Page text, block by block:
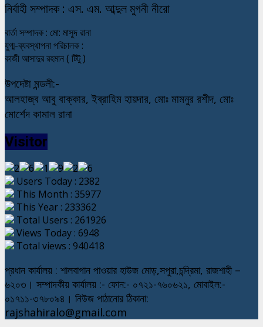
নির্বাহী সম্পাদক : এস. এম. আব্দুল মুগনী নীরো
বার্তা সম্পাদক : মো: মাসুদ রানা
যুগ্ম-ব্যবস্থাপনা পরিচালক :
কাজী আসাদুর রহমান ( টিটু )
উপদেষ্টা মন্ডলী:-
আলহাজ্ব আবু বাক্কার, ইব্রাহিম হায়দার, মোঃ মামনুর রশীদ, মোঃ
মোর্শেদ কামাল রানা
Visitor
Users Today : 2382
This Month : 35977
This Year : 233362
Total Users : 261926
Views Today : 6948
Total views : 940418
প্রধান কার্যালয় : শালবাগান পাওয়ার হাউজ মোড়,সপুরা,চন্দ্রিমা, রাজশাহী –
৬২০৩। সম্পাদকীয় কার্যালয় :- ফোন:- ০৭২১-৭৬০৬২১, মোবাইল:-
০১৭১১-৩৭৮০৯৪। নিউজ পাঠানোর ঠিকানা:
rajshahiralo@gmail.com